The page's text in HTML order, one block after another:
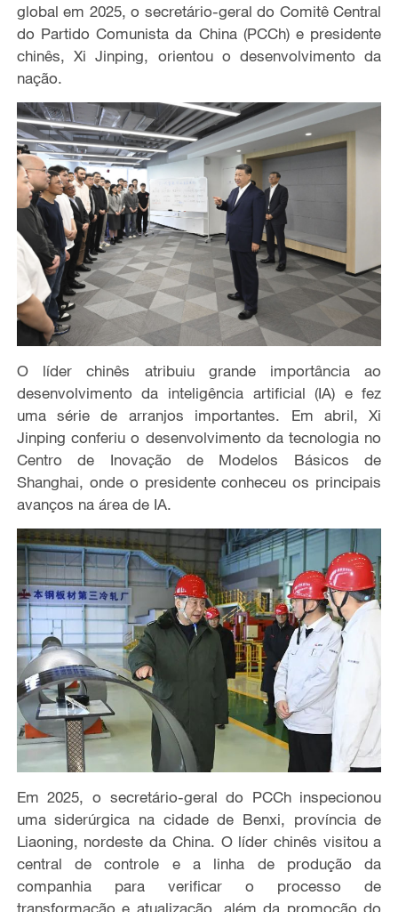
global em 2025, o secretário-geral do Comitê Central
do Partido Comunista da China (PCCh) e presidente
chinês, Xi Jinping, orientou o desenvolvimento da
nação.
O líder chinês atribuiu grande importância ao
desenvolvimento da inteligência artificial (IA) e fez
uma série de arranjos importantes. Em abril, Xi
Jinping conferiu o desenvolvimento da tecnologia no
Centro de Inovação de Modelos Básicos de
Shanghai, onde o presidente conheceu os principais
avanços na área de IA.
Em 2025, o secretário-geral do PCCh inspecionou
uma siderúrgica na cidade de Benxi, província de
Liaoning, nordeste da China. O líder chinês visitou a
central de controle e a linha de produção da
companhia para verificar o processo de
transformação e atualização, além da promoção do